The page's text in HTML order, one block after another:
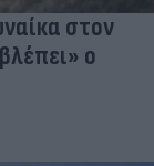
στον
ο